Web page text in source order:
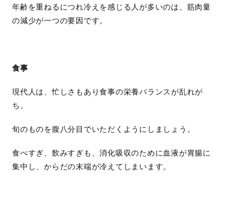
年齢を重ねるにつれ冷えを感じる人が多いのは、筋肉量
の減少が一つの要因です。
食事
現代人は、忙しさもあり食事の栄養バランスが乱れが
ち。
旬のものを腹八分目でいただくようにしましょう。
食べすぎ、飲みすぎも、消化吸収のために血液が胃腸に
集中し、からだの末端が冷えてしまいます。